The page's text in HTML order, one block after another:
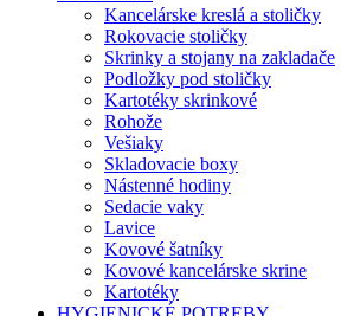
Kancelárske kreslá a stoličky
Rokovacie stoličky
Skrinky a stojany na zakladače
Podložky pod stoličky
Kartotéky skrinkové
Rohože
Vešiaky
Skladovacie boxy
Nástenné hodiny
Sedacie vaky
Lavice
Kovové šatníky
Kovové kancelárske skrine
Kartotéky